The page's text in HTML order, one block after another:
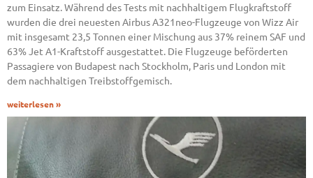
zum Einsatz. Während des Tests mit nachhaltigem Flugkraftstoff
wurden die drei neuesten Airbus A321neo-Flugzeuge von Wizz Air
mit insgesamt 23,5 Tonnen einer Mischung aus 37% reinem SAF und
63% Jet A1-Kraftstoff ausgestattet. Die Flugzeuge beförderten
Passagiere von Budapest nach Stockholm, Paris und London mit
dem nachhaltigen Treibstoffgemisch.
weiterlesen »